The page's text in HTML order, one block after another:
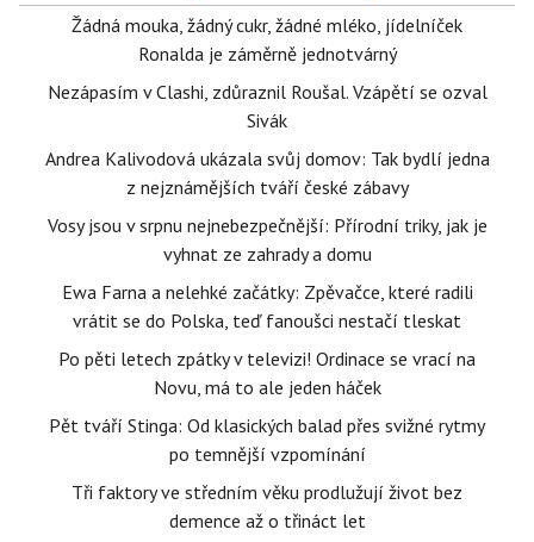
Žádná mouka, žádný cukr, žádné mléko, jídelníček
Ronalda je záměrně jednotvárný
Nezápasím v Clashi, zdůraznil Roušal. Vzápětí se ozval
Sivák
Andrea Kalivodová ukázala svůj domov: Tak bydlí jedna
z nejznámějších tváří české zábavy
Vosy jsou v srpnu nejnebezpečnější: Přírodní triky, jak je
vyhnat ze zahrady a domu
Ewa Farna a nelehké začátky: Zpěvačce, které radili
vrátit se do Polska, teď fanoušci nestačí tleskat
Po pěti letech zpátky v televizi! Ordinace se vrací na
Novu, má to ale jeden háček
Pět tváří Stinga: Od klasických balad přes svižné rytmy
po temnější vzpomínání
Tři faktory ve středním věku prodlužují život bez
demence až o třináct let